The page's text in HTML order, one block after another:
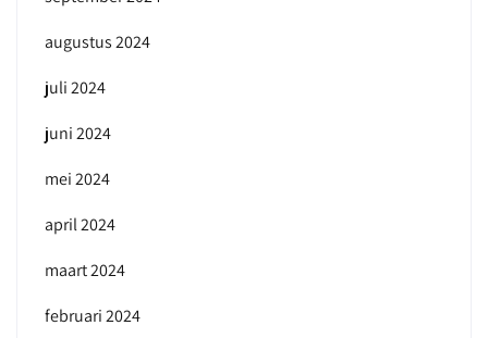
augustus 2024
juli 2024
juni 2024
mei 2024
april 2024
maart 2024
februari 2024